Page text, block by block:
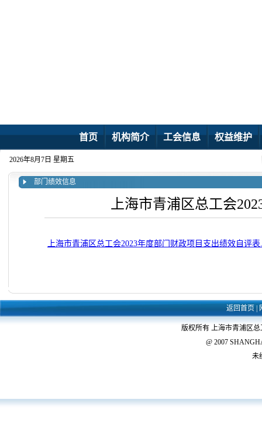
首页 机构简介 工会信息 权益维护
2026年8月7日 星期五
部门绩效信息
上海市青浦区总工会
上海市青浦区总工会2023年度部门财政项目支出绩效自评表
返回首页
版权所有 上海市青浦区
@ 2007
未